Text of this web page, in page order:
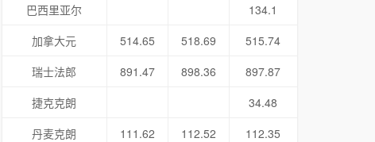
巴西里亚尔
134.1
加拿大元
514.65 518.69
515.74
瑞士法郎
891.47 898.36
897.87
捷克克朗
34.48
丹麦克朗
111.62 112.52
112.35